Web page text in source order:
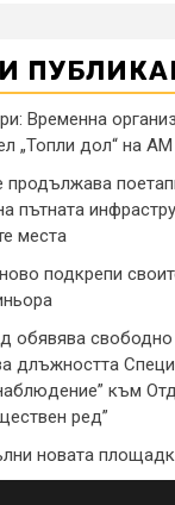
Временна
„Топли дол“ на АМ
пътната
места
подкрепи
обявява
длъжността
към
ред”
новата